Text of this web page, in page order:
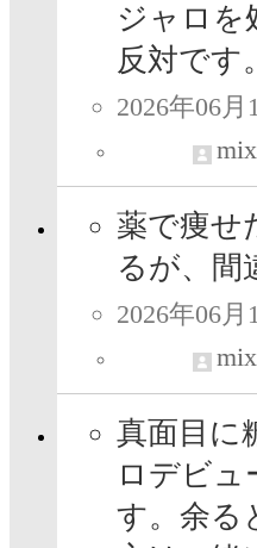
ジャロを
反対です。
2026年06月
薬で痩せ
るが、間
2026年06月
真面目に
ロデビュ
す。余る